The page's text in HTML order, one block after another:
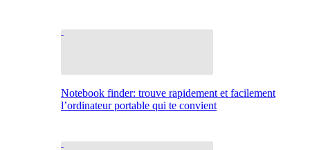
Notebook finder: trouve rapidement et facilement
l’ordinateur portable qui te convient